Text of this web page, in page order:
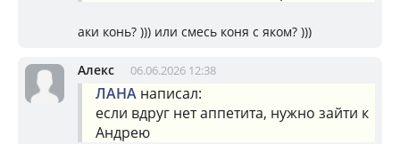
аки конь? ))) или смесь коня с яком? )))
Алекс 06.06.2026 12:38
ЛАНА написал:
если вдруг нет аппетита, нужно зайти к
Андрею